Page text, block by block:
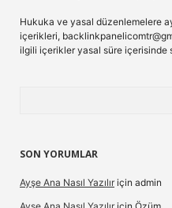
Hukuka ve yasal düzenlemelere
içerikleri,
ilgili içerikler yasal süre içerisinde
SON YORUMLAR
Ayşe Ana Nasıl Yazılır için admin